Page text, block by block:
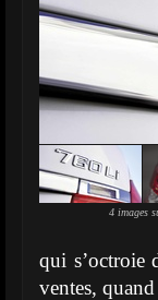
4 images
qui s’octroie
ventes,